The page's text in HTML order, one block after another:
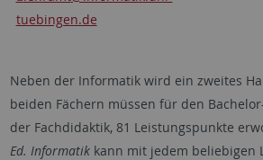
tuebingen.de
Neben der Informatik wird ein zweites
beiden Fächern müssen für den Bachelor
der Fachdidaktik, 81 Leistungspunkte
Ed. Informatikkann mit jedem beliebigen